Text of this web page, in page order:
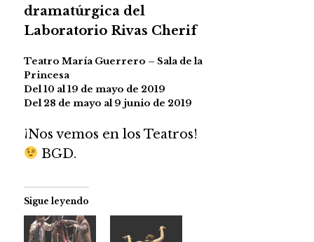
dramatúrgica del
Laboratorio Rivas Cherif
Teatro María Guerrero – Sala de la
Princesa
Del 10 al 19 de mayo de 2019
Del 28 de mayo al 9 junio de 2019
¡Nos vemos en los Teatros!
BGD.
Sigue leyendo